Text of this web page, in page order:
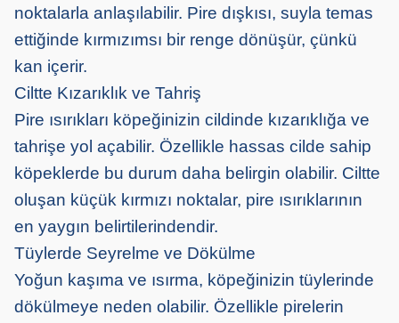
noktalarla anlaşılabilir. Pire dışkısı, suyla temas
ettiğinde kırmızımsı bir renge dönüşür, çünkü
kan içerir.
Ciltte Kızarıklık ve Tahriş
Pire ısırıkları köpeğinizin cildinde kızarıklığa ve
tahrişe yol açabilir. Özellikle hassas cilde sahip
köpeklerde bu durum daha belirgin olabilir. Ciltte
oluşan küçük kırmızı noktalar, pire ısırıklarının
en yaygın belirtilerindendir.
Tüylerde Seyrelme ve Dökülme
Yoğun kaşıma ve ısırma, köpeğinizin tüylerinde
dökülmeye neden olabilir. Özellikle pirelerin